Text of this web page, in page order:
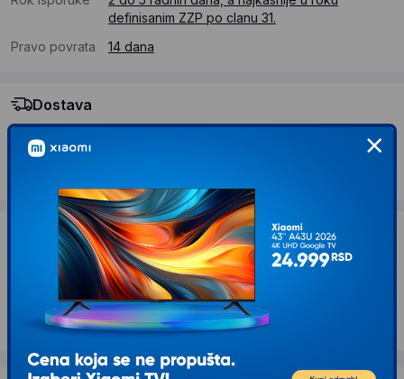
definisanim ZZP po clanu 31.
Pravo povrata
14 dana
Dostava
Standardna dostava se očekuje u roku od 2 do 5 radnih
dana
Želite li ponudu za firmu?
Kontaktirajte nas
Opis proizvoda ECG Toster ST968